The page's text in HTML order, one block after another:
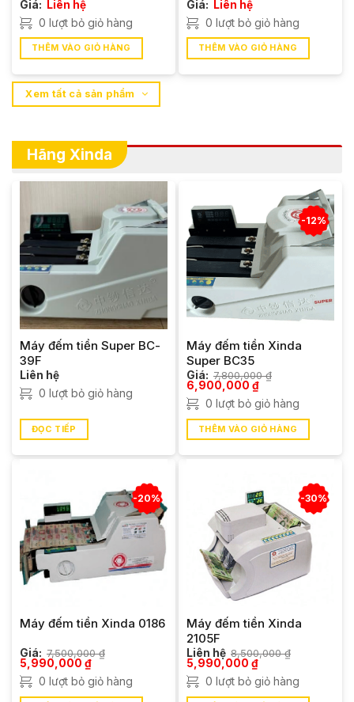
Giá: Liên hệ
0 lượt bỏ giỏ hàng
THÊM VÀO GIỎ HÀNG
Được xếp
hạng5.00
5 sao
Giá: Liên hệ
0 lượt bỏ giỏ hàng
THÊM VÀO GIỎ HÀNG
Xem tất cả sản phẩm
Hãng Xinda
Máy đếm tiền Super BC-
39F
Liên hệ
0 lượt bỏ giỏ hàng
ĐỌC TIẾP
-12%
Máy đếm tiền Xinda
Super BC35
Giá: 7,800,000₫
Giá
gốc
là:
6,900,000 ₫Giá
tại
6,900,000 ₫.
0 lượt bỏ giỏ hàng
THÊM VÀO GIỎ HÀNG
-20%
Máy đếm tiền Xinda 0186
Giá: 7,500,000₫
Giá
gốc
là:
7,500,000 ₫.
5,990,000 ₫Giá
tại
là:
0 lượt bỏ giỏ hàng
-30%
Máy đếm tiền Xinda
2105F
Liên hệ 8,500,000₫
Giá
gốc
là:
8,500,000 ₫.
5,990,000 ₫Giá
tại
là:
0 lượt bỏ giỏ hàng